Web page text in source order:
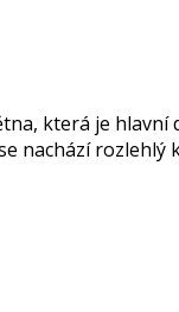
která je
nachází rozlehlý